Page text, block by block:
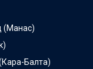
(Манас)
Балта)